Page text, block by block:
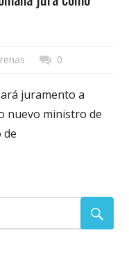
0
juramento a
nuevo ministro de
de